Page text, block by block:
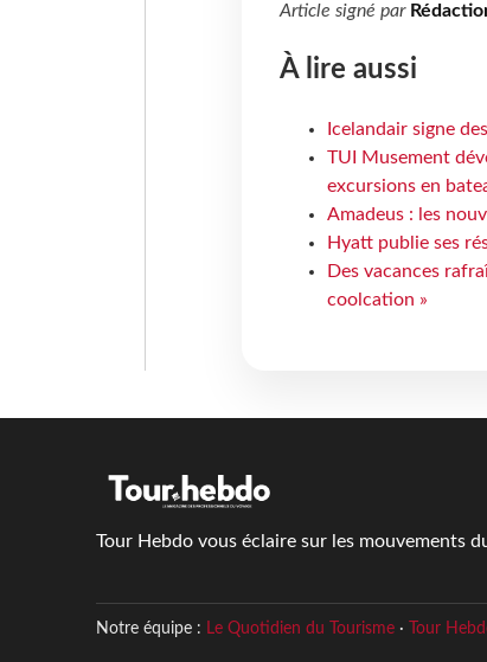
Article signé par
À lire aussi
Icelandair signe
TUI Musement
excursions en
Amadeus : les
Hyatt publie ses
Des vacances
coolcation »
Tour Hebdo vous éclaire sur les mouvements
Notre équipe : Le Quotidien du Tourisme· Tour